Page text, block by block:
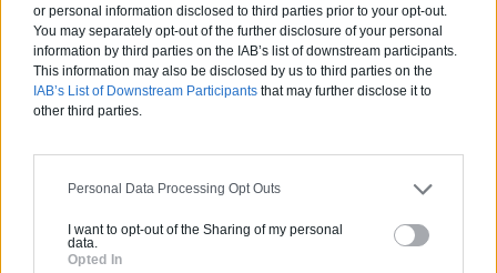
or personal information disclosed to third parties prior to your opt-out.
You may separately opt-out of the further disclosure of your personal
information by third parties on the IAB’s list of downstream participants.
This information may also be disclosed by us to third parties on the
IAB’s List of Downstream Participants that may further disclose it to
other third parties.
Personal Data Processing Opt Outs
I want to opt-out of the Sharing of my personal
data.
Opted In